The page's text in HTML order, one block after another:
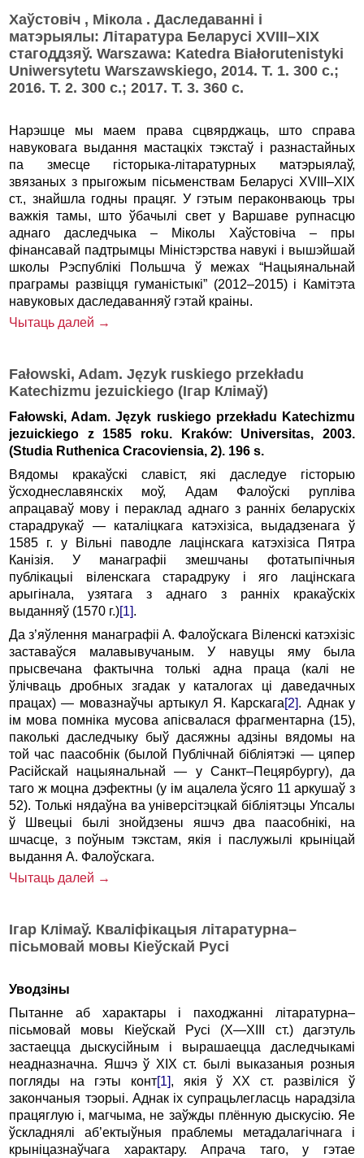
Хаўстовіч , Мікола . Даследаванні і
матэрыялы: Літаратура Беларусі ХVІІІ–ХІХ
стагоддзяў. Warszawa: Katedra Białorutenistyki
Uniwersytetu Warszawskiego, 2014. Т. 1. 300 с.;
2016. Т. 2. 300 с.; 2017. Т. 3. 360 с.
Нарэшце мы маем права сцвярджаць, што справа
навуковага выдання мастацкіх тэкстаў і разнастайных
па змесце гісторыка-літаратурных матэрыялаў,
звязаных з прыгожым пісьменствам Беларусі ХVІІІ–ХІХ
ст., знайшла годны працяг. У гэтым пераконваюць тры
важкія тамы, што ўбачылі свет у Варшаве рупнасцю
аднаго даследчыка – Міколы Хаўстовіча – пры
фінансавай падтрымцы Міністэрства навукі і вышэйшай
школы Рэспублікі Польшча ў межах “Нацыянальнай
праграмы развіцця гуманістыкі” (2012–2015) і Камітэта
навуковых даследаванняў гэтай краіны.
Чытаць далей →
Fałowski, Adam. Język ruskiego przekładu
Katechizmu jezuickiego (Ігар Клімаў)
Fałowski, Adam. Język ruskiego przekładu Katechizmu
jezuickiego z 1585 roku. Kraków: Universitas, 2003.
(Studia Ruthenica Cracoviensia, 2). 196 s.
Вядомы кракаўскі славіст, які даследуе гісторыю
ўсходнеславянскіх моў, Адам Фалоўскі рупліва
апрацаваў мову і пераклад аднаго з ранніх беларускіх
старадрукаў — каталіцкага катэхізіса, выдадзенага ў
1585 г. у Вільні паводле лацінскага катэхізіса Пятра
Канізія. У манаграфіі змешчаны фотатыпічныя
публікацыі віленскага старадруку і яго лацінскага
арыгінала, узятага з аднаго з ранніх кракаўскіх
выданняў (1570 г.)[1].
Да з’яўлення манаграфіі А. Фалоўскага Віленскі катэхізіс
заставаўся малавывучаным. У навуцы яму была
прысвечана фактычна толькі адна праца (калі не
ўлічваць дробных згадак у каталогах ці даведачных
працах) — мовазнаўчы артыкул Я. Карскага[2]. Аднак у
ім мова помніка мусова апісвалася фрагментарна (15),
паколькі даследчыку быў дасяжны адзіны вядомы на
той час паасобнік (былой Публічнай бібліятэкі — цяпер
Расійскай нацыянальнай — у Санкт–Пецярбургу), да
таго ж моцна дэфектны (у ім ацалела ўсяго 11 аркушаў з
52). Толькі нядаўна ва універсітэцкай бібліятэцы Упсалы
ў Швецыі былі знойдзены яшчэ два паасобнікі, на
шчасце, з поўным тэкстам, якія і паслужылі крыніцай
выдання А. Фалоўскага.
Чытаць далей →
Ігар Клімаў. Кваліфікацыя літаратурна–
пісьмовай мовы Кіеўскай Русі
Уводзіны
Пытанне аб характары і паходжанні літаратурна–
пісьмовай мовы Кіеўскай Русі (X—XIII ст.) дагэтуль
застаецца дыс­ку­­сій­ным і вырашаецца даследчыкамі
неадназначна. Яшчэ ў XIX ст. былі выказаныя розныя
погляды на гэты конт[1], якія ў XX ст. развіліся ў
закончаныя тэорыі. Аднак іх супрацьлегласць нарадзіла
працяглую і, магчыма, не заўжды плённую дыс­кусію. Яе
ўскладнялі аб’ектыўныя праблемы метадала­гіч­нага і
крыніцазнаўчага характару. Апрача таго, у гэтае